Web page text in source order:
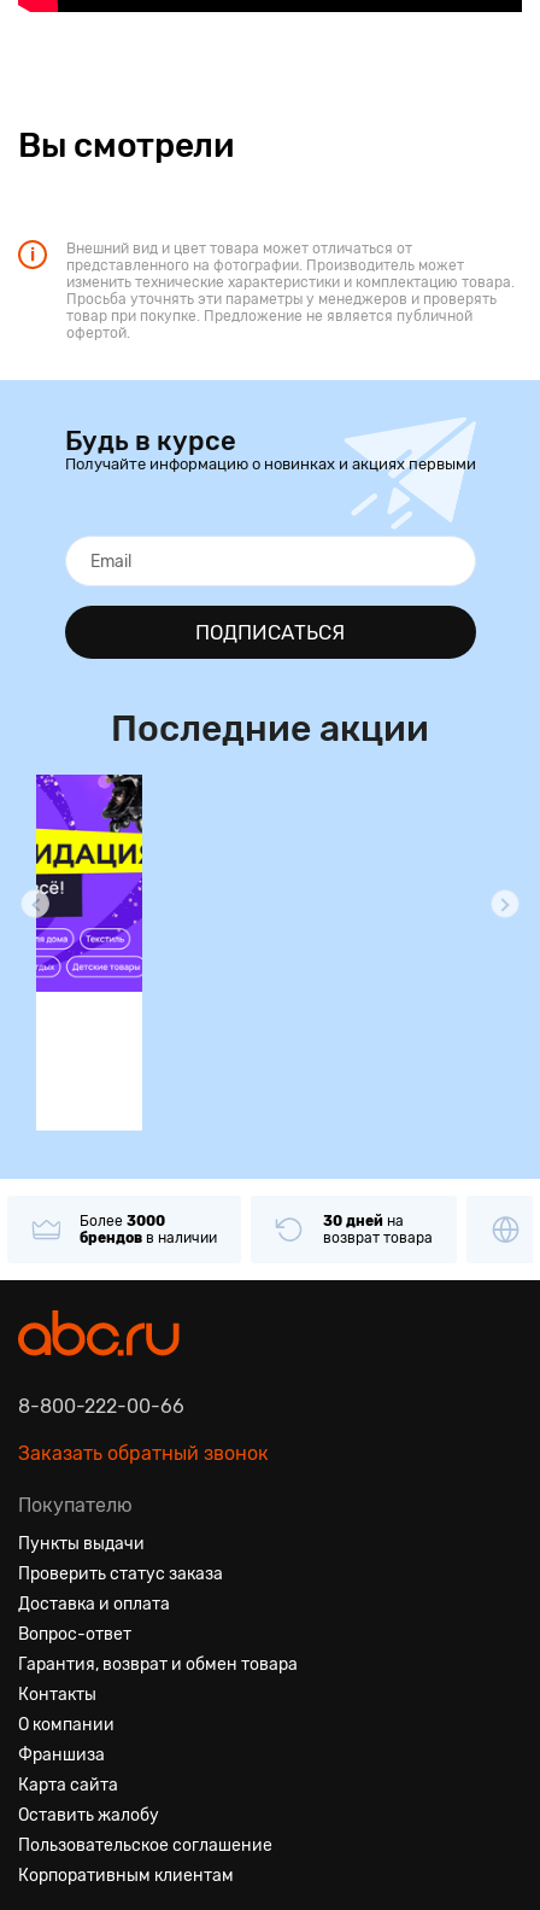
Вы смотрели
Внешний вид и цвет товара может отличаться от
представленного на фотографии. Производитель может
изменить технические характеристики и комплектацию товара.
Просьба уточнять эти параметры у менеджеров и проверять
товар при покупке. Предложение не является публичной
офертой.
Будь в курсе
Получайте информацию о новинках и акциях первыми
ПОДПИСАТЬСЯ
Последние акции
Более 3000
брендов в наличии
30 дней на
возврат товара
8-800-222-00-66
Заказать обратный звонок
Покупателю
Пункты выдачи
Проверить статус заказа
Доставка и оплата
Вопрос-ответ
Гарантия, возврат и обмен товара
Контакты
О компании
Франшиза
Карта сайта
Оставить жалобу
Пользовательское соглашение
Корпоративным клиентам